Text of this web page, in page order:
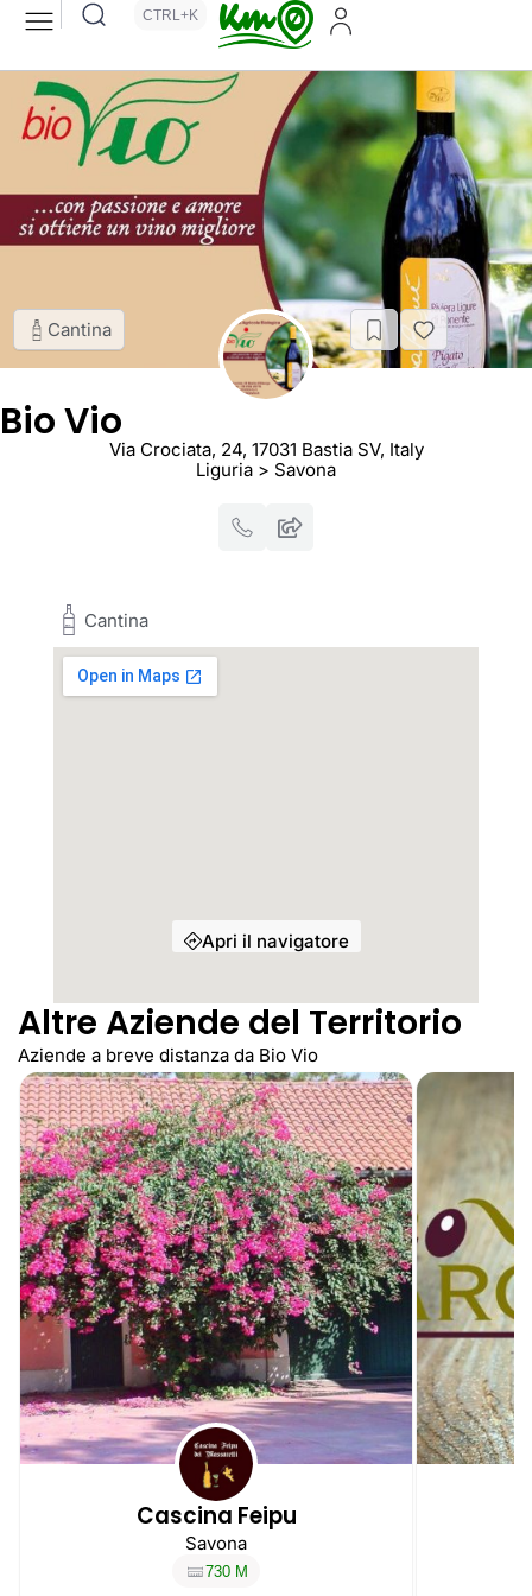
CTRL+K
Cantina
Bio Vio
Via Crociata, 24, 17031 Bastia SV, Italy
Liguria > Savona
Cantina
Apri il navigatore
Altre Aziende del Territorio
Aziende a breve distanza da Bio Vio
Cascina Feipu
Savona
730 M